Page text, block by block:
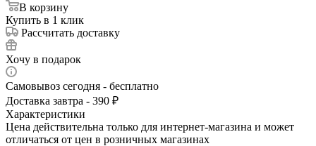
В корзину
Купить в 1 клик
Рассчитать доставку
Хочу в подарок
Самовывоз сегодня - бесплатно
Доставка завтра - 390 ₽
Характеристики
Цена действительна только для интернет-магазина и может
отличаться от цен в розничных магазинах